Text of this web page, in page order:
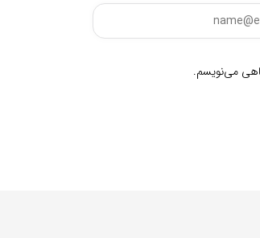
می‌نویسم.